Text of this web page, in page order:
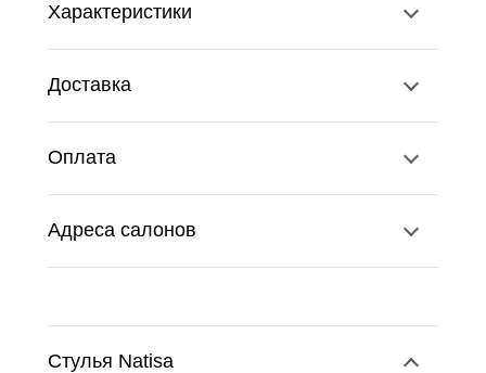
Характеристики
Доставка
Оплата
Адреса салонов
Стулья Natisa